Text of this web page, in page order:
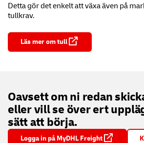
Detta gör det enkelt att växa även på
tullkrav.
Läs mer om tull
Oavsett om ni redan
eller vill se över ert
sätt att börja.
Logga in på MyDHL Freight